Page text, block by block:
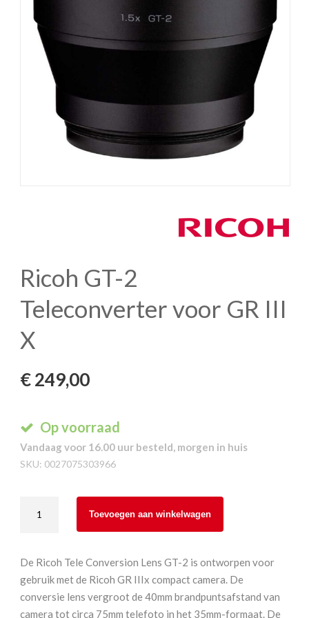
Ricoh GT-2
Teleconverter voor GR III
X
€249,00
Op voorraad
Vandaag voor 16.00 uur besteld, morgen in huis
SKU: 0027075303966
Teleconverter
voor
Toevoegen aan winkelwagen
De Ricoh Tele Conversion Lens GT-2 is ontworpen voor
gebruik met de Ricoh GR IIIx compact camera. De
conversie lens vergroot de 40mm brandpuntsafstand van
camera tot circa 75mm telefoto in het 35mm-formaat. De